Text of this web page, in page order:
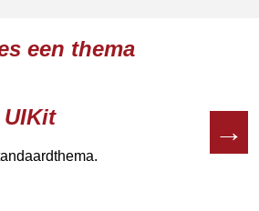
een thema
UIKit →